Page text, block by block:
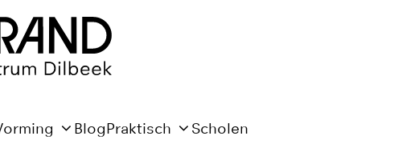
BlogPraktisch Scholen